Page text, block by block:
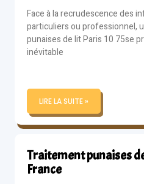
Face à la recrudescence des
particuliers ou professionnel,
punaises de lit Paris 10 75se
inévitable
LIRE LA SUITE »
Traitement punaises
France